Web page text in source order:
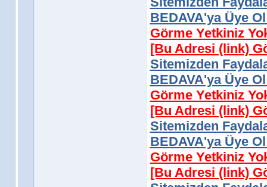
BEDAVA'ya Üye
Görme Yetkiniz
[Bu Adresi (link)
Sitemizden
BEDAVA'ya Üye
Görme Yetkiniz
[Bu Adresi (link)
Sitemizden
BEDAVA'ya Üye
Görme Yetkiniz
[Bu Adresi (link)